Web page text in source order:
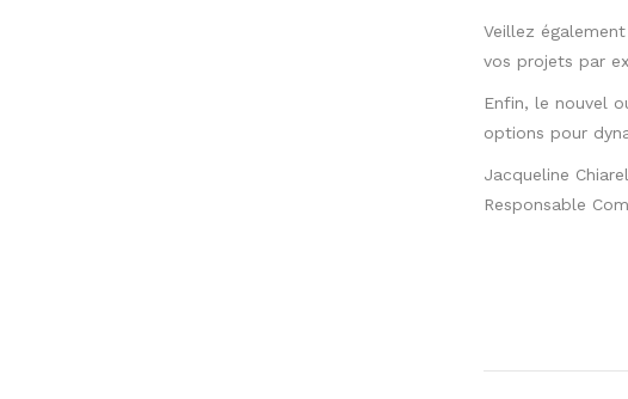
Veillez
vos projets par
Enfin, le nouvel
options pour
Jacqueline
Responsable